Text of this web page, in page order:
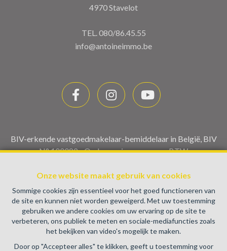
Onze website maakt gebruik van cookies
Sommige cookies zijn essentieel voor het goed functioneren van
de site en kunnen niet worden geweigerd. Met uw toestemming
gebruiken we andere cookies om uw ervaring op de site te
verbeteren, ons publiek te meten en sociale-mediafuncties zoals
het bekijken van video's mogelijk te maken.
Door op "Accepteer alles" te klikken, geeft u toestemming voor
4970 Stavelot
TEL.080/86.45.55
info@antoineimmo.be
BIV-erkende vastgoedmakelaar-bemiddelaar in België, BIV
N° 100082 - Ondernemingsnummer : BTW
Beroepinstituut van Vastgoedmakelaars Luxemburgstraat,
16B - 1000 Brussel (+32 2 505 38 50 - info@biv.be) -
www.biv.be-Deontologische code
BA en borgstelling via NV AXA Belgium, Troonplein 1, 1000
Brussel (polisnr. 730.390.160) Dekking geldt voor
activiteiten die in België worden uitgevoerd